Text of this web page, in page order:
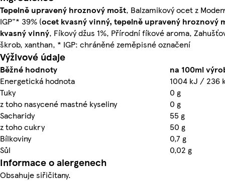
Tepelně upravený hroznový mošt, Balzamikový ocet z
IGP"* 39% (ocet kvasný vinný, tepelně upravený hroznový
kvasný vinný, Fíkový džus 1%, Přírodní fíkové aroma,
škrob, xanthan, * IGP: chráněné zeměpisné označení
Výživové údaje
Běžné hodnoty
na 100ml
Energetická hodnota
1004 kJ / 236
Tuky
0 g
z toho nasycené mastné kyseliny
0 g
Sacharidy
55 g
z toho cukry
50 g
Bílkoviny
0,7 g
Sůl
0,02 g
Informace o alergenech
Obsahuje siřičitany.